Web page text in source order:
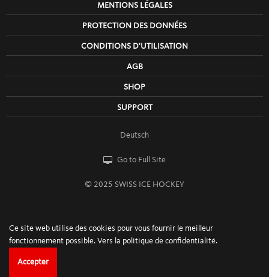
Ce site web utilise des cookies pour vous fournir le meilleur
fonctionnement possible. Vers la politique de confidentialité.
Accepter
MENTIONS LÉGALES
PROTECTION DES DONNÉES
CONDITIONS D'UTILISATION
AGB
SHOP
SUPPORT
Deutsch
Go to Full Site
© 2025 SWISS ICE HOCKEY